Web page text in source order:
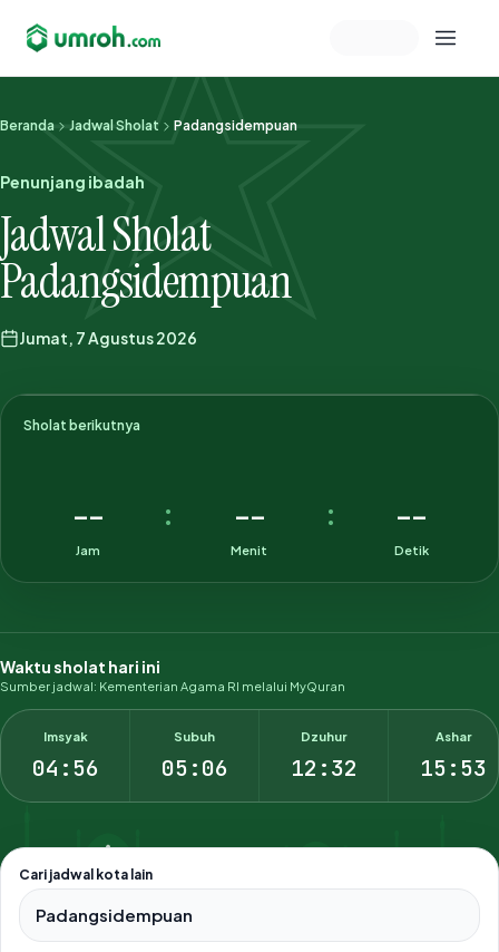
Memeriksa sesi akun
Beranda Jadwal Sholat Padangsidempuan
Penunjang ibadah
Jadwal Sholat
Padangsidempuan
Jumat, 7 Agustus 2026
Sholat berikutnya
--
Jam
: --
Menit
: --
Detik
Waktu sholat hari ini
Sumber jadwal: Kementerian Agama RI melalui MyQuran
Imsyak
04:56
Subuh
05:06
Dzuhur
12:32
Ashar
15:53
Cari jadwal kota lain
Pilih salah satu dari 500+ kota dan kabupaten di Indonesia.